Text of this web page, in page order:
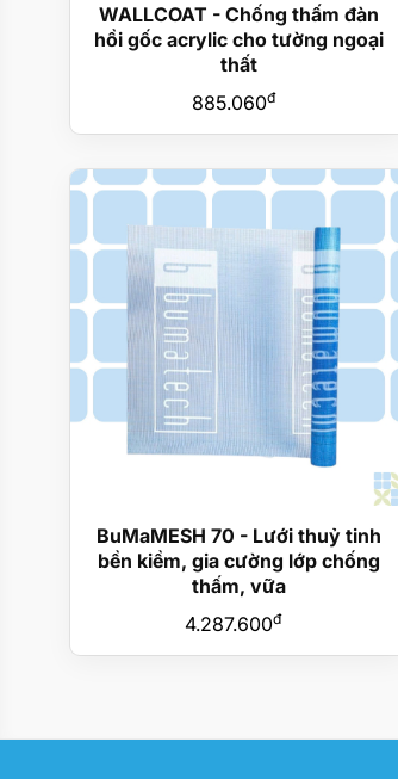
WALLCOAT - Chống thấm đàn
hồi gốc acrylic cho tường ngoại
thất
885.060đ
BuMaMESH 70 - Lưới thuỷ tinh
bền kiềm, gia cường lớp chống
thấm, vữa
4.287.600đ